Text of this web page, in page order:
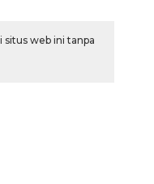
web ini tanpa